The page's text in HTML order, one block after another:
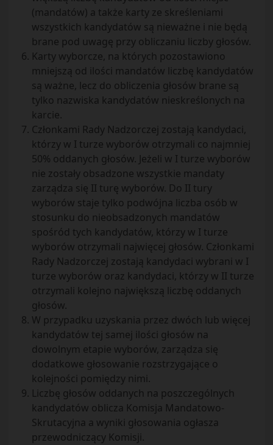
(mandatów) a także karty ze skreśleniami
wszystkich kandydatów są nieważne i nie będą
brane pod uwagę przy obliczaniu liczby głosów.
Karty wyborcze, na których pozostawiono
mniejszą od ilości mandatów liczbę kandydatów
są ważne, lecz do obliczenia głosów brane są
tylko nazwiska kandydatów nieskreślonych na
karcie.
Członkami Rady Nadzorczej zostają kandydaci,
którzy w I turze wyborów otrzymali co najmniej
50% oddanych głosów. Jeżeli w I turze wyborów
nie zostały obsadzone wszystkie mandaty
zarządza się II turę wyborów. Do II tury
wyborów staje tylko podwójna liczba osób w
stosunku do nieobsadzonych mandatów
spośród tych kandydatów, którzy w I turze
wyborów otrzymali najwięcej głosów. Członkami
Rady Nadzorczej zostają kandydaci wybrani w I
turze wyborów oraz kandydaci, którzy w II turze
otrzymali kolejno największą liczbę oddanych
głosów.
W przypadku uzyskania przez dwóch lub więcej
kandydatów tej samej ilości głosów na
dowolnym etapie wyborów, zarządza się
dodatkowe głosowanie rozstrzygające o
kolejności pomiędzy nimi.
Liczbę głosów oddanych na poszczególnych
kandydatów oblicza Komisja Mandatowo-
Skrutacyjna a wyniki głosowania ogłasza
przewodniczący Komisji.